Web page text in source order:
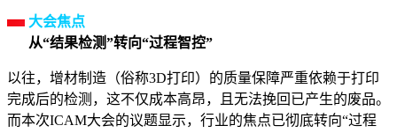
大会焦点
从“结果检测”转向“过程智控”
以往，增材制造（俗称3D打印）的质量保障严重依赖于打印
完成后的检测，这不仅成本高昂，且无法挽回已产生的废品。
而本次ICAM大会的议题显示，行业的焦点已彻底转向“过程